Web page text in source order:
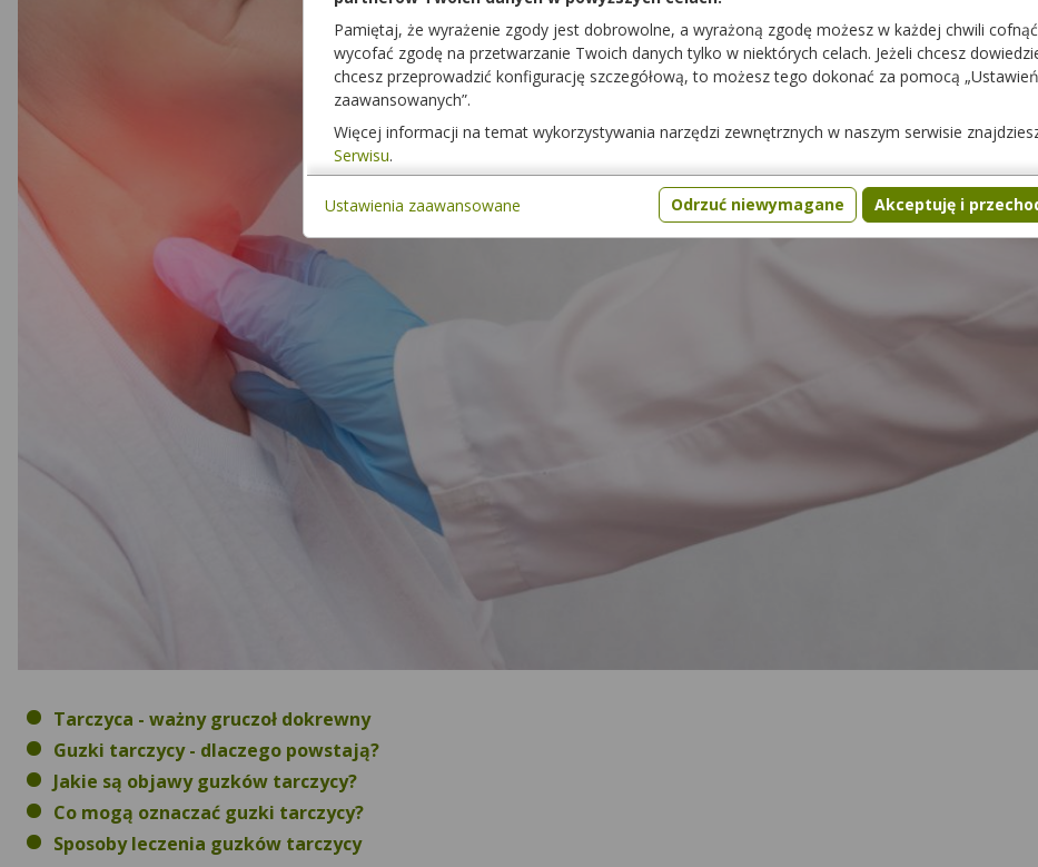
Tarczyca - ważny gruczoł dokrewny
Guzki tarczycy - dlaczego powstają?
Jakie są objawy guzków tarczycy?
Co mogą oznaczać guzki tarczycy?
Sposoby leczenia guzków tarczycy
Pamiętaj, że wyrażenie zgody jest dobrowolne, a wyrażoną zgodę możesz w każdej chwili
wycofać zgodę na przetwarzanie Twoich danych tylko w niektórych celach. Jeżeli chcesz
chcesz przeprowadzić konfigurację szczegółową, to możesz tego dokonać za pomocą „Ustawień
zaawansowanych”.
Więcej informacji na temat wykorzystywania narzędzi zewnętrznych w naszym serwisie
Serwisu.
Odrzuć niewymagane Akceptuję i
Ustawienia zaawansowane